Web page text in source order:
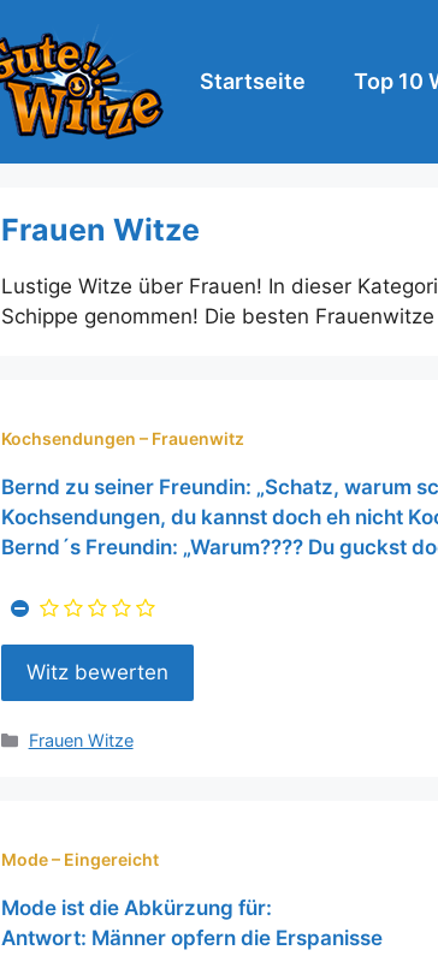
Startseite Top 10
Frauen Witze
Lustige Witze über Frauen! In dieser
Schippe genommen! Die besten
Kochsendungen – Frauenwitz
Bernd zu seiner Freundin: „Schatz, warum
Kochsendungen, du kannst doch eh nicht
Bernd´s Freundin: „Warum???? Du guckst
Kategorien
Frauen Witze
Mode – Eingereicht
Mode ist die Abkürzung für:
Antwort: Männer opfern die Erspanisse